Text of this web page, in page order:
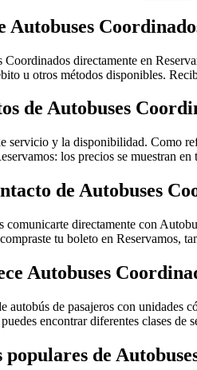
Autobuses
Coordinados directamente en
u otros métodos disponibles.
de Autobuses
servicio y la disponibilidad. Como
los precios se muestran
de Autobuses
comunicarte directamente con
tu boleto en Reservamos,
Autobuses
de pasajeros con unidades
encontrar diferentes clases de
populares de